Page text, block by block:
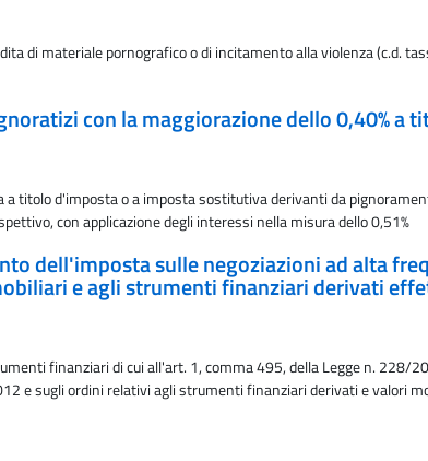
di materiale pornografico o di incitamento alla violenza (c.d.
con la maggiorazione dello 0,40% a
titolo d'imposta o a imposta sostitutiva derivanti da
con applicazione degli interessi nella misura dello 0,51%
dell'imposta sulle negoziazioni ad alta
e agli strumenti finanziari derivati
finanziari di cui all'art. 1, comma 495, della Legge n. 228/
e sugli ordini relativi agli strumenti finanziari derivati e valori